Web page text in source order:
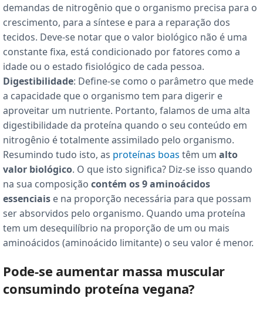
demandas de nitrogênio que o organismo precisa para o
crescimento, para a síntese e para a reparação dos
tecidos. Deve-se notar que o valor biológico não é uma
constante fixa, está condicionado por fatores como a
idade ou o estado fisiológico de cada pessoa.
Digestibilidade: Define-se como o parâmetro que mede
a capacidade que o organismo tem para digerir e
aproveitar um nutriente. Portanto, falamos de uma alta
digestibilidade da proteína quando o seu conteúdo em
nitrogênio é totalmente assimilado pelo organismo.
Resumindo tudo isto, as proteínas boas têm um alto
valor biológico. O que isto significa? Diz-se isso quando
na sua composição contém os 9 aminoácidos
essenciais e na proporção necessária para que possam
ser absorvidos pelo organismo. Quando uma proteína
tem um desequilíbrio na proporção de um ou mais
aminoácidos (aminoácido limitante) o seu valor é menor.
Pode-se aumentar massa muscular
consumindo proteína vegana?